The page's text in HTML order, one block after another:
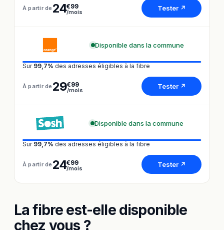
À partir de 24€99
/mois Tester ↗
Disponible dans la commune
Sur 99,7% des adresses éligibles à la fibre
À partir de 29€99
/mois Tester ↗
Disponible dans la commune
Sur 99,7% des adresses éligibles à la fibre
À partir de 24€99
/mois Tester ↗
La fibre est-elle disponible
chez vous ?